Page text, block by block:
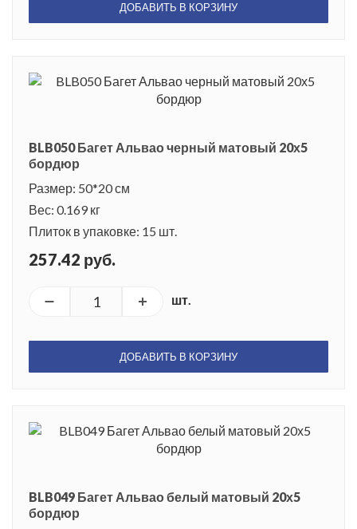
ДОБАВИТЬ В КОРЗИНУ
BLB050 Багет Альвао черный матовый 20х5
бордюр
Размер: 50*20 см
Вес: 0.169 кг
Плиток в упаковке: 15 шт.
257.42 руб.
шт.
ДОБАВИТЬ В КОРЗИНУ
BLB049 Багет Альвао белый матовый 20х5
бордюр